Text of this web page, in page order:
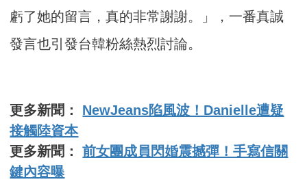
虧了她的留言，真的非常謝謝。」，一番真誠
發言也引發台韓粉絲熱烈討論。
更多新聞： NewJeans陷風波！Danielle遭疑
接觸陸資本
更多新聞：前女團成員閃婚震撼彈！手寫信關
鍵內容曝